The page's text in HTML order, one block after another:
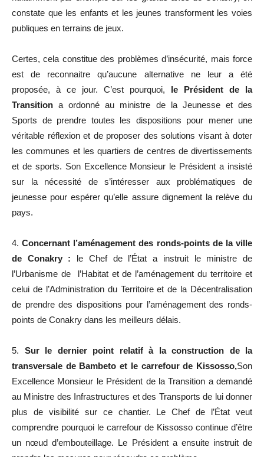
constate que les enfants et les jeunes transforment les voies
publiques en terrains de jeux.
Certes, cela constitue des problèmes d’insécurité, mais force
est de reconnaitre qu’aucune alternative ne leur a été
proposée, à ce jour. C’est pourquoi, le Président de la
Transition a ordonné au ministre de la Jeunesse et des
Sports de prendre toutes les dispositions pour mener une
véritable réflexion et de proposer des solutions visant à doter
les communes et les quartiers de centres de divertissements
et de sports. Son Excellence Monsieur le Président a insisté
sur la nécessité de s’intéresser aux problématiques de
jeunesse pour espérer qu’elle assure dignement la relève du
pays.
4.Concernant l’aménagement des ronds-points de la ville
de Conakry : le Chef de l’État a instruit le ministre de
l’Urbanisme de l’Habitat et de l’aménagement du territoire et
celui de l’Administration du Territoire et de la Décentralisation
de prendre des dispositions pour l’aménagement des ronds-
points de Conakry dans les meilleurs délais.
5. Sur le dernier point relatif à la construction de la
transversale de Bambeto et le carrefour de Kissosso,Son
Excellence Monsieur le Président de la Transition a demandé
au Ministre des Infrastructures et des Transports de lui donner
plus de visibilité sur ce chantier. Le Chef de l’État veut
comprendre pourquoi le carrefour de Kissosso continue d’être
un nœud d’embouteillage. Le Président a ensuite instruit de